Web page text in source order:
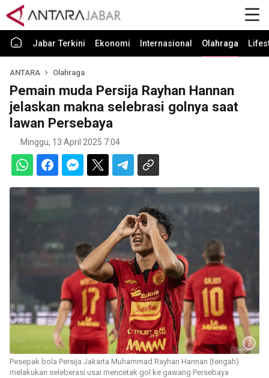
Jabar Terkini Ekonomi Internasional Olahraga
ANTARA Olahraga
Pemain muda Persija Rayhan Hannan
jelaskan makna selebrasi golnya saat
lawan Persebaya
Minggu, 13 April 2025 7:04
Pesepak bola Persija Jakarta Muhammad Rayhan Hannan (tengah)
melakukan seleberasi usai mencetak gol ke gawang Persebaya